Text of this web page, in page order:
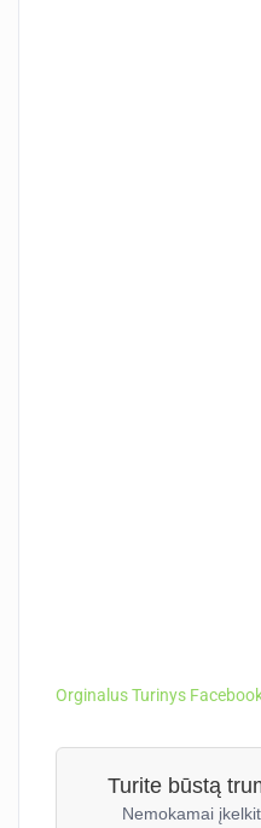
Orginalus Turinys
Turite būstą
Nemokamai